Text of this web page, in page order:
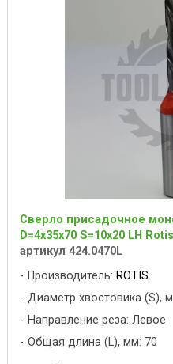
Сверло присадочное
D=4x35x70 S=10x20 LH Rotis
артикул 424.0470L
Производитель: ROTIS
Диаметр хвостовика (S),
Направление реза: Левое
Общая длина (L), мм: 70